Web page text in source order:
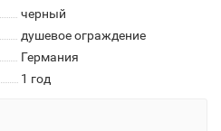
черный
душевое ограждение
Германия
1 год